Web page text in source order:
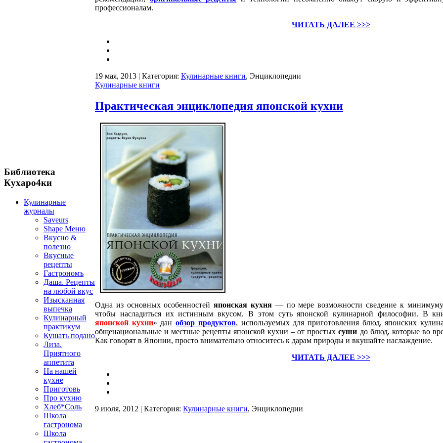
Библиотека
Кухаро4ки
Кулинарные
журналы
Saveurs
Shape Меню
Вкусно &
полезно
Вкусные
рецепты
Гастрономъ
Даша. Рецепты
на любой вкус
Изысканная
выпечка
Кулинарный
практикум
Кушать подано
Лиза.
Приятного
аппетита
На нашей
кухне
Приготовь
Про кухню
Хлеб*Соль
Школа
гастронома
Школа
профессионалам.
ЧИТАТЬ ДАЛЕЕ >>>
19 мая, 2013 | Категория: Кулинарные книги, Энциклопедии
Кулинарные книги
Практическая энциклопедия японской кухни
Одна из основных особенностейяпонская кухня — по мере возможности сведение к минимуму
чтобы насладиться их истинным вкусом. В этом суть японской кулинарной философии. В
японской кухни» данобзор продуктов, используемых для приготовления блюд, японских
общенациональные и местные рецепты японской кухни – от простыхсуши до блюд, которые во
Как говорят в Японии, просто внимательно относитесь к дарам природы и вкушайте наслаждение.
ЧИТАТЬ ДАЛЕЕ >>>
9 июля, 2012 | Категория: Кулинарные книги, Энциклопедии